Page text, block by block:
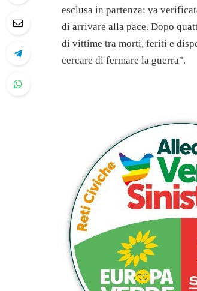
esclusa in partenza: va
di arrivare alla pace. Dopo
di vittime tra morti, feriti e
cercare di fermare la guerra".